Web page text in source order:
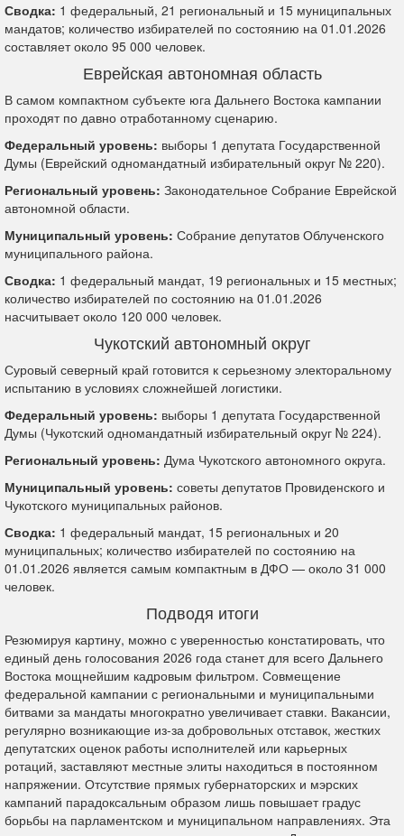
Сводка: 1 федеральный, 21 региональный и 15 муниципальных
мандатов; количество избирателей по состоянию на 01.01.2026
составляет около 95 000 человек.
Еврейская автономная область
В самом компактном субъекте юга Дальнего Востока кампании
проходят по давно отработанному сценарию.
Федеральный уровень: выборы 1 депутата Государственной
Думы (Еврейский одномандатный избирательный округ № 220).
Региональный уровень: Законодательное Собрание Еврейской
автономной области.
Муниципальный уровень: Собрание депутатов Облученского
муниципального района.
Сводка: 1 федеральный мандат, 19 региональных и 15 местных;
количество избирателей по состоянию на 01.01.2026
насчитывает около 120 000 человек.
Чукотский автономный округ
Суровый северный край готовится к серьезному электоральному
испытанию в условиях сложнейшей логистики.
Федеральный уровень: выборы 1 депутата Государственной
Думы (Чукотский одномандатный избирательный округ № 224).
Региональный уровень: Дума Чукотского автономного округа.
Муниципальный уровень: советы депутатов Провиденского и
Чукотского муниципальных районов.
Сводка: 1 федеральный мандат, 15 региональных и 20
муниципальных; количество избирателей по состоянию на
01.01.2026 является самым компактным в ДФО — около 31 000
человек.
Подводя итоги
Резюмируя картину, можно с уверенностью констатировать, что
единый день голосования 2026 года станет для всего Дальнего
Востока мощнейшим кадровым фильтром. Совмещение
федеральной кампании с региональными и муниципальными
битвами за мандаты многократно увеличивает ставки. Вакансии,
регулярно возникающие из-за добровольных отставок, жестких
депутатских оценок работы исполнителей или карьерных
ротаций, заставляют местные элиты находиться в постоянном
напряжении. Отсутствие прямых губернаторских и мэрских
кампаний парадоксальным образом лишь повышает градус
борьбы на парламентском и муниципальном направлениях. Эта